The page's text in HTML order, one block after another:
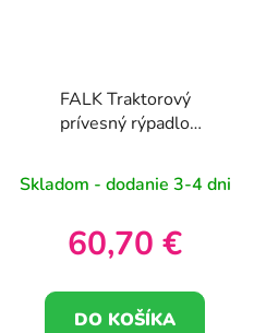
FALK Traktorový
prívesný rýpadlo
klaksónom 1-3 roky
Skladom - dodanie 3-4 dni
60,70 €
DO KOŠÍKA